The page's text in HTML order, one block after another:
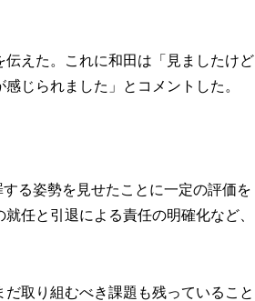
えた。これに和田は「見ましたけど
じられました」とコメントした。
る姿勢を見せたことに一定の評価を
任と引退による責任の明確化など、
取り組むべき課題も残っていること